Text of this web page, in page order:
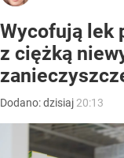
Wycofują lek
z ciężką
Dodano:dzisiaj 20:13